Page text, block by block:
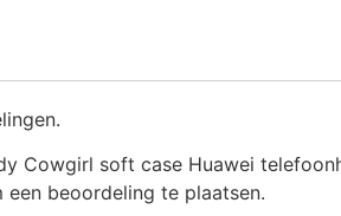
Cowgirl soft case Huawei
een beoordeling te plaatsen.